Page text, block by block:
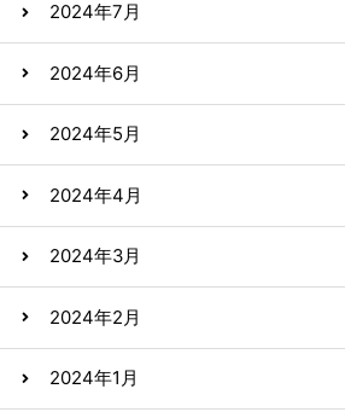
2024年7月
2024年6月
2024年5月
2024年4月
2024年3月
2024年2月
2024年1月